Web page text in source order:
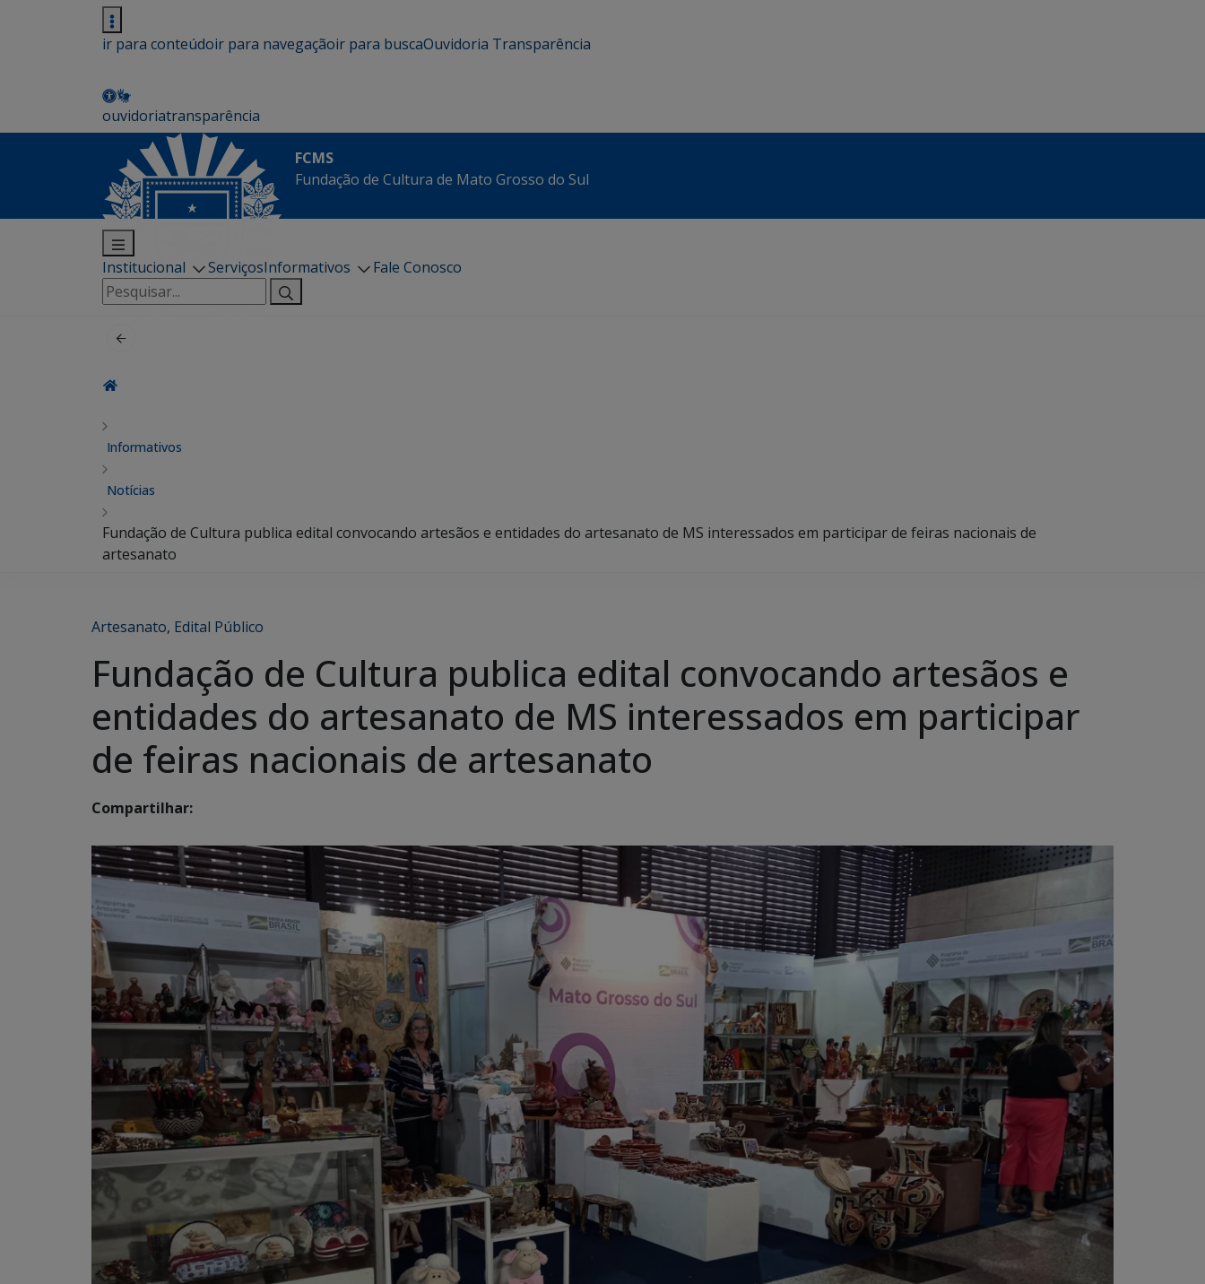
ir para conteúdoir para navegaçãoir para buscaOuvidoria Transparência
ouvidoriatransparência
FCMS
Fundação de Cultura de Mato Grosso do Sul
Institucional ServiçosInformativos
Fale Conosco
Pesquisar
por:
Informativos
Notícias
Fundação de Cultura publica edital convocando artesãos e entidades do artesanato de MS interessados em participar de feiras nacionais de
artesanato
Artesanato, Edital Público
Fundação de Cultura publica edital convocando artesãos e
entidades do artesanato de MS interessados em participar
de feiras nacionais de artesanato
Compartilhar: